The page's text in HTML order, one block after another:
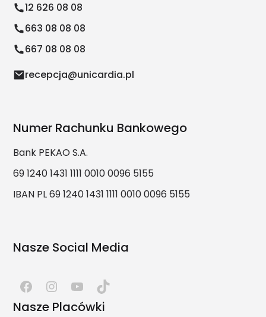
12 626 08 08
663 08 08 08
667 08 08 08
recepcja@unicardia.pl
Numer Rachunku Bankowego
Bank PEKAO S.A.
69 1240 1431 1111 0010 0096 5155
IBAN PL 69 1240 1431 1111 0010 0096 5155
Nasze Social Media
Nasze Placówki